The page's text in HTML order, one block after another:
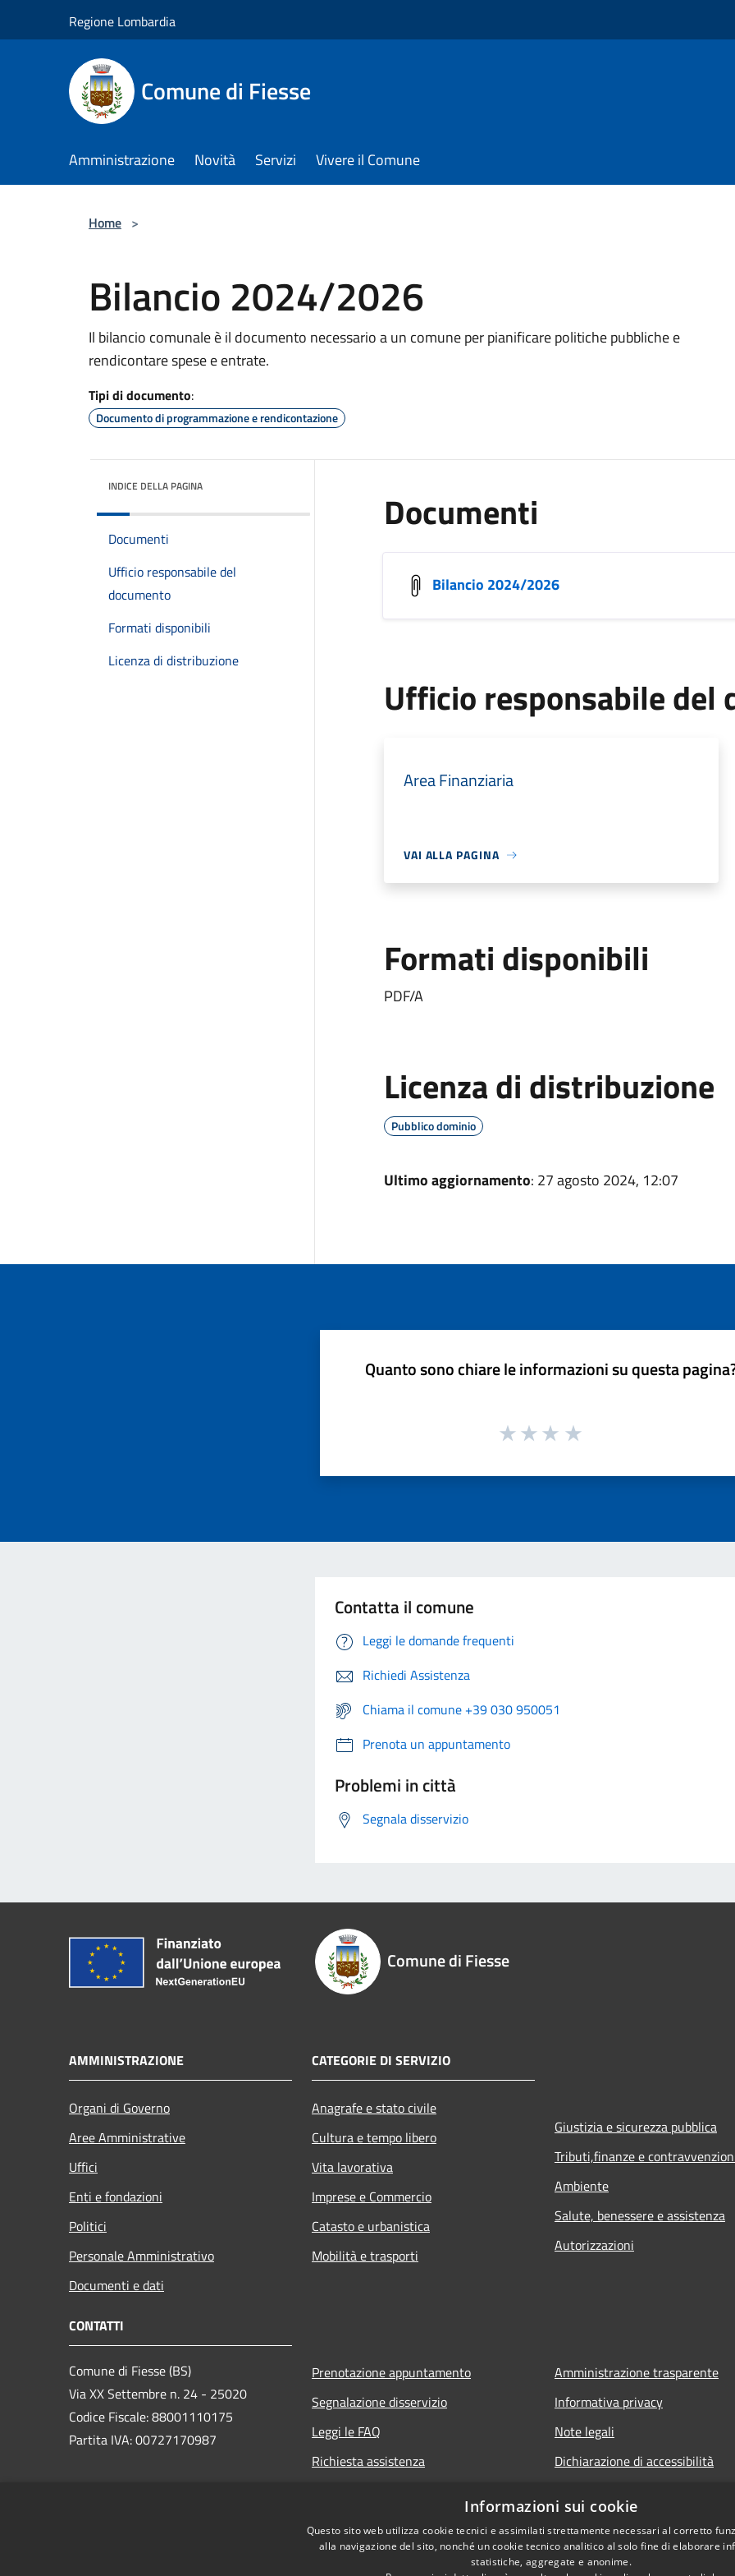
Regione Lombardia
Comune di Fiesse
Amministrazione Novità Servizi Vivere il Comune
Home >
Bilancio 2024/2026
Il bilancio comunale è il documento necessario a un comune per pianificare politiche pubbliche e
rendicontare spese e entrate.
Tipi di documento:
Documento di programmazione e rendicontazione
INDICE DELLA PAGINA
Documenti
Ufficio responsabile del
documento
Formati disponibili
Licenza di distribuzione
Documenti
Bilancio 2024/2026
Ufficio responsabile del
Area Finanziaria
VAI ALLA PAGINA
Formati disponibili
PDF/A
Licenza di distribuzione
Pubblico dominio
Ultimo aggiornamento: 27 agosto 2024, 12:07
Quanto sono chiare le informazioni su questa
Contatta il comune
Leggi le domande frequenti
Richiedi Assistenza
Chiama il comune +39 030 950051
Prenota un appuntamento
Problemi in città
Segnala disservizio
Comune di Fiesse
AMMINISTRAZIONE
Organi di Governo
Aree Amministrative
Uffici
Enti e fondazioni
Politici
Personale Amministrativo
Documenti e dati
CATEGORIE DI SERVIZIO
Anagrafe e stato civile
Cultura e tempo libero
Vita lavorativa
Imprese e Commercio
Catasto e urbanistica
Mobilità e trasporti
Giustizia e sicurezza pubblica
Tributi,finanze e
Ambiente
Salute, benessere e assistenza
Autorizzazioni
CONTATTI
Comune di Fiesse (BS)
Via XX Settembre n. 24 - 25020
Codice Fiscale: 88001110175
Partita IVA: 00727170987
Prenotazione appuntamento
Segnalazione disservizio
Leggi le FAQ
Richiesta assistenza
Amministrazione trasparente
Informativa privacy
Note legali
Dichiarazione di accessibilità
Informazioni sui cookie
Questo sito web utilizza cookie tecnici e assimilati strettamente necessari al corretto
alla navigazione del sito, nonché un cookie tecnico analitico al solo fine di elaborare
statistiche, aggregate e anonime.